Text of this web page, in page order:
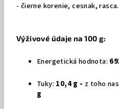
- čierne korenie, cesnak, rasca.
Výživové údaje na 100 g:
Energetická hodnota:
Tuky: 10,4 g - z toho
g